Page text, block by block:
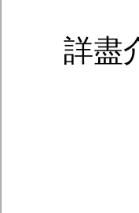
詳盡